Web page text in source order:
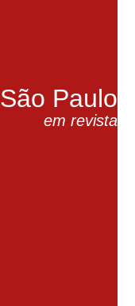
São Paulo
em revista